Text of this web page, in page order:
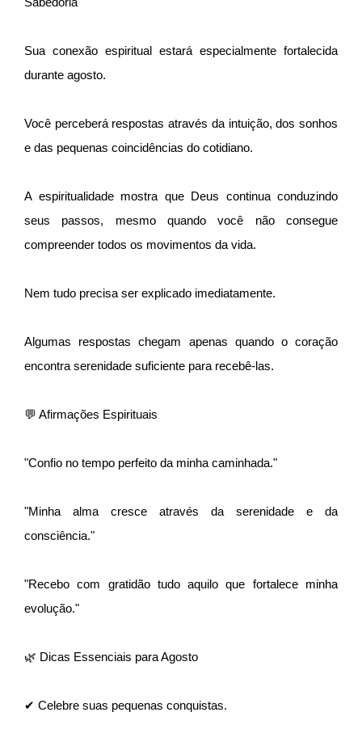
Sua conexão espiritual estará especialmente fortalecida
durante agosto.
Você perceberá respostas através da intuição, dos sonhos
e das pequenas coincidências do cotidiano.
A espiritualidade mostra que Deus continua conduzindo
seus passos, mesmo quando você não consegue
compreender todos os movimentos da vida.
Nem tudo precisa ser explicado imediatamente.
Algumas respostas chegam apenas quando o coração
encontra serenidade suficiente para recebê-las.
💬 Afirmações Espirituais
"Confio no tempo perfeito da minha caminhada."
"Minha alma cresce através da serenidade e da
consciência."
"Recebo com gratidão tudo aquilo que fortalece minha
evolução."
🌿 Dicas Essenciais para Agosto
✔ Celebre suas pequenas conquistas.